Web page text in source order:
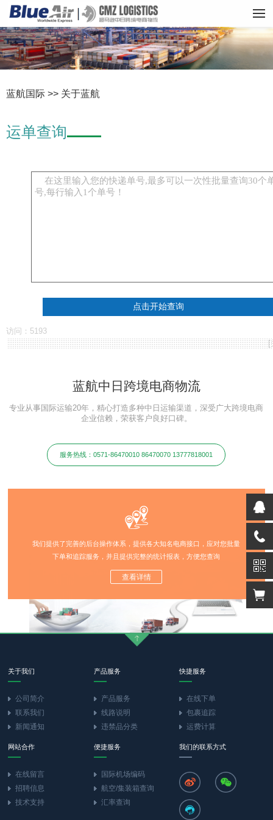
蓝航国际 >> 关于蓝航
运单查询
访问：5193
[
蓝航中日跨境电商物流
专业从事国际运输20年，精心打造多种中日运输渠道，深受广大跨境电商
企业信赖，荣获客户良好口碑。
服务热线：0571-86470010 86470070 13777818001
我们提供了完善的后台操作体系，提供各大知名电商接口，应对您批量
下单和追踪服务，并且提供完整的统计报表，方便您查询
查看详情
关于我们
公司简介
联系我们
新闻通知
产品服务
产品服务
线路说明
违禁品分类
快捷服务
在线下单
包裹追踪
运费计算
网站合作
在线留言
招聘信息
技术支持
便捷服务
国际机场编码
航空/集装箱查询
汇率查询
我们的联系方式